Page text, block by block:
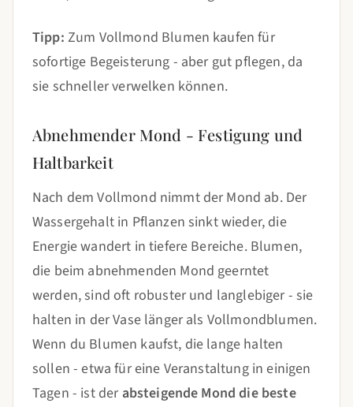
Tipp: Zum Vollmond Blumen kaufen für
sofortige Begeisterung - aber gut pflegen, da
sie schneller verwelken können.
Abnehmender Mond - Festigung und
Haltbarkeit
Nach dem Vollmond nimmt der Mond ab. Der
Wassergehalt in Pflanzen sinkt wieder, die
Energie wandert in tiefere Bereiche. Blumen,
die beim abnehmenden Mond geerntet
werden, sind oft robuster und langlebiger - sie
halten in der Vase länger als Vollmondblumen.
Wenn du Blumen kaufst, die lange halten
sollen - etwa für eine Veranstaltung in einigen
Tagen - ist derabsteigende Mond die beste